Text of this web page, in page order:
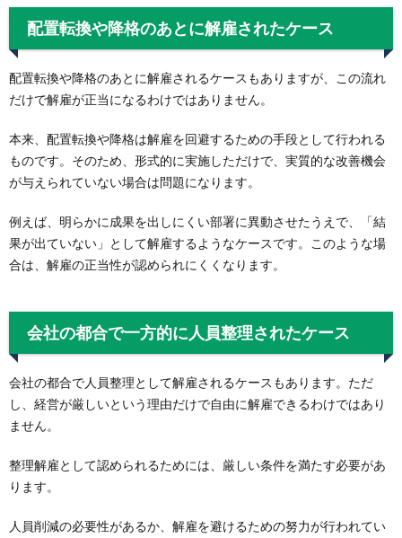
配置転換や降格のあとに解雇されたケース
配置転換や降格のあとに解雇されるケースもありますが、この流れ
だけで解雇が正当になるわけではありません。
本来、配置転換や降格は解雇を回避するための手段として行われる
ものです。そのため、形式的に実施しただけで、実質的な改善機会
が与えられていない場合は問題になります。
例えば、明らかに成果を出しにくい部署に異動させたうえで、「結
果が出ていない」として解雇するようなケースです。このような場
合は、解雇の正当性が認められにくくなります。
会社の都合で一方的に人員整理されたケース
会社の都合で人員整理として解雇されるケースもあります。ただ
し、経営が厳しいという理由だけで自由に解雇できるわけではあり
ません。
整理解雇として認められるためには、厳しい条件を満たす必要があ
ります。
人員削減の必要性があるか、解雇を避けるための努力が行われてい